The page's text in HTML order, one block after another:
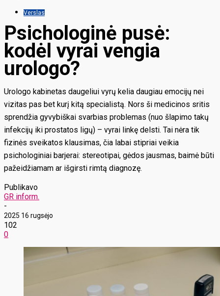
Verslas
Psichologinė pusė:
kodėl vyrai vengia
urologo?
Urologo kabinetas daugeliui vyrų kelia daugiau emocijų nei
vizitas pas bet kurį kitą specialistą. Nors ši medicinos sritis
sprendžia gyvybiškai svarbias problemas (nuo šlapimo takų
infekcijų iki prostatos ligų) – vyrai linkę delsti. Tai nėra tik
fizinės sveikatos klausimas, čia labai stipriai veikia
psichologiniai barjerai: stereotipai, gėdos jausmas, baimė būti
pažeidžiamam ar išgirsti rimtą diagnozę.
Publikavo
GR inform.
-
2025 16 rugsėjo
102
0